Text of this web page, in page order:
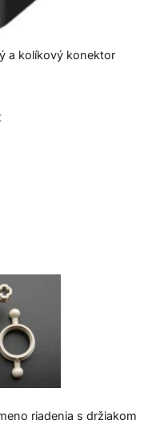
a kolíkový konektor
riadenia s držiakom